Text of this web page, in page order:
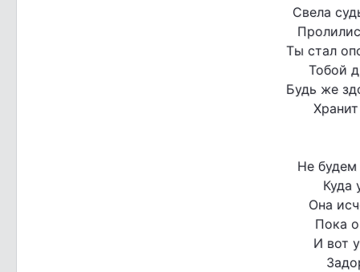
Свела
Ты стал
Тобой
Будь же
Не
Куда
Она
Пока
И вот